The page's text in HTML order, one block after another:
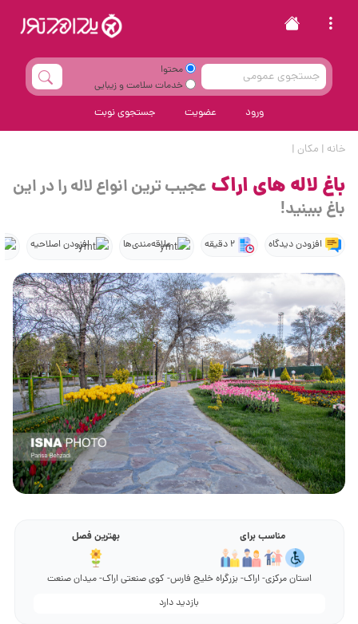
محتوا
خدمات سلامت و زیبایی
ورود عضویت جستجوی نوبت
خانه | مکان |
باغ لاله های اراک عجیب ترین انواع لاله را در این
باغ ببینید!
افزودن دیدگاه 2 دقیقه علاقه‌مندی‌ها افزودن اصلاحیه
مناسب برای بهترین فصل
استان مرکزی- اراک- بزرگراه خلیج فارس- کوی صنعتی اراک- میدان صنعت
بازدید دارد